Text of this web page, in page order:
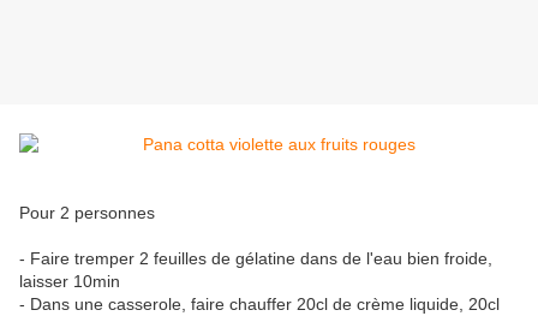
Pour 2 personnes
- Faire tremper 2 feuilles de gélatine dans de l'eau bien froide,
laisser 10min
- Dans une casserole, faire chauffer 20cl de crème liquide, 20cl